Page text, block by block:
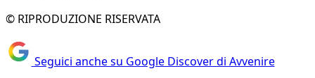
© RIPRODUZIONE RISERVATA
Seguici anche su Google Discover di Avvenire